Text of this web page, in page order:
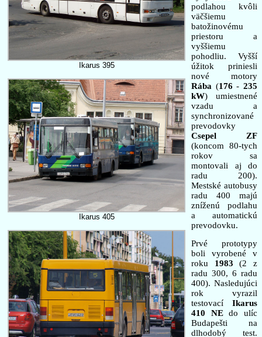
Ikarus 395
Ikarus 405
podlahou kvôli
väčšiemu
batožinovému
priestoru a
vyššiemu
pohodliu. Vyšší
úžitok priniesli
nové motory
Rába (176 -235
kW) umiestnené
vzadu a
synchronizované
prevodovky
Csepel ZF
(koncom 80-tych
rokov sa
montovali aj do
radu 200).
Mestské autobusy
radu 400 majú
zníženú podlahu
a automatickú
prevodovku.
Prvé prototypy
boli vyrobené v
roku 1983 (2 z
radu 300, 6 radu
400). Nasledujúci
rok vyrazil
testovací Ikarus
410 NEdo ulíc
Budapešti na
dlhodobý test.